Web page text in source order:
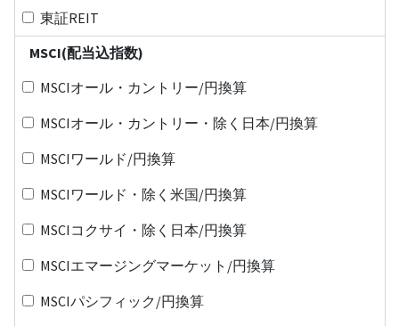
東証REIT
MSCI(配当込指数)
MSCIオール・カントリー/円換算
MSCIオール・カントリー・除く日本/円換算
MSCIワールド/円換算
MSCIワールド・除く米国/円換算
MSCIコクサイ・除く日本/円換算
MSCIエマージングマーケット/円換算
MSCIパシフィック/円換算